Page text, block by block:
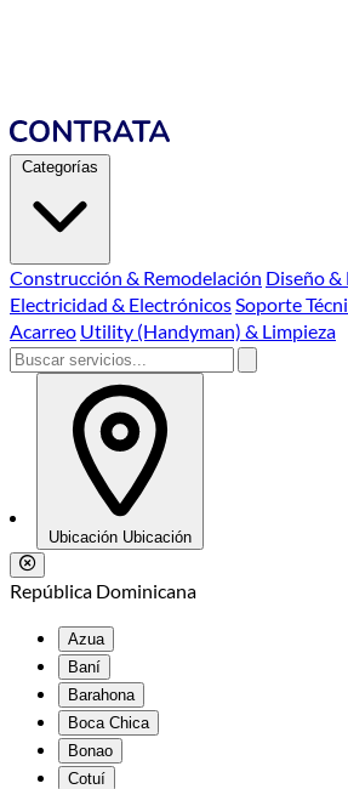
Categorías
Construcción & Remodelación Diseño &
Electricidad & ElectrónicosSoporte
Acarreo Utility (Handyman) & Limpieza
Ubicación Ubicación
República Dominicana
Azua
Baní
Barahona
Boca Chica
Bonao
Cotuí